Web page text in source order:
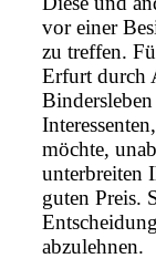
vor einer
zu treffen.
Erfurt durch
möchte,
unterbreiten
guten Preis.
abzulehnen.